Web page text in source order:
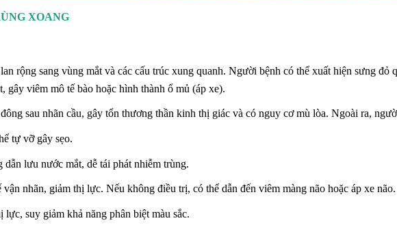
XOANG
rộng sang vùng mắt và các cấu trúc xung quanh. Người bệnh có thể xuất hiện sưng đỏ
gây viêm mô tế bào hoặc hình thành ổ mủ (áp xe).
sau nhãn cầu, gây tổn thương thần kinh thị giác và có nguy cơ mù lòa. Ngoài ra,
tự vỡ gây sẹo.
lưu nước mắt, dễ tái phát nhiễm trùng.
nhãn, giảm thị lực. Nếu không điều trị, có thể dẫn đến viêm màng não hoặc áp xe não.
suy giảm khả năng phân biệt màu sắc.